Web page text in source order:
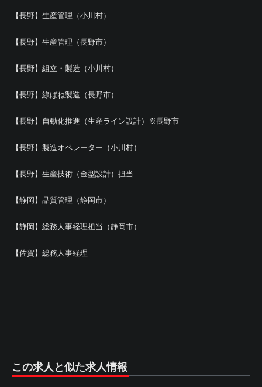
【長野】生産管理（小川村）
【長野】生産管理（長野市）
【長野】組立・製造（小川村）
【長野】線ばね製造（長野市）
【長野】自動化推進（生産ライン設計）※長野市
【長野】製造オペレーター（小川村）
【長野】生産技術（金型設計）担当
【静岡】品質管理（静岡市）
【静岡】総務人事経理担当（静岡市）
【佐賀】総務人事経理
この求人と似た求人情報